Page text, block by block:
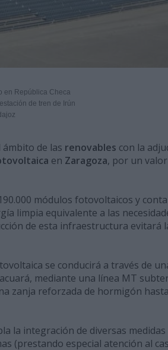
de hidrógeno a alta presión a los
a la industria en su transformación
en República Checa
de tren de Irún
de las renovables con la
en Zaragoza, por un
módulos fotovoltaicos y
limpia equivalente a las
de esta infraestructura evitará
se conducirá a través de
mediante una línea MT
zanja reforzada de hormigón
la integración de diversas
(prestando especial atención al